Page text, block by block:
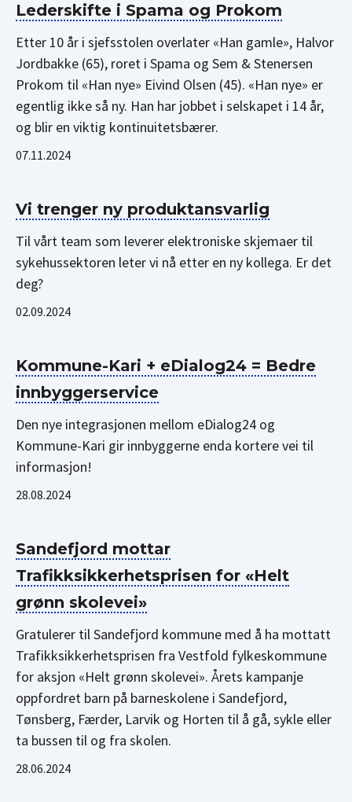
Lederskifte i Spama og Prokom
Etter 10 år i sjefsstolen overlater «Han gamle», Halvor
Jordbakke (65), roret i Spama og Sem & Stenersen
Prokom til «Han nye» Eivind Olsen (45). «Han nye» er
egentlig ikke så ny. Han har jobbet i selskapet i 14 år,
og blir en viktig kontinuitetsbærer.
07.11.2024
Vi trenger ny produktansvarlig
Til vårt team som leverer elektroniske skjemaer til
sykehussektoren leter vi nå etter en ny kollega. Er det
deg?
02.09.2024
Kommune-Kari + eDialog24 = Bedre
innbyggerservice
Den nye integrasjonen mellom eDialog24 og
Kommune-Kari gir innbyggerne enda kortere vei til
informasjon!
28.08.2024
Sandefjord mottar
Trafikksikkerhetsprisen for «Helt
grønn skolevei»
Gratulerer til Sandefjord kommune med å ha mottatt
Trafikksikkerhetsprisen fra Vestfold fylkeskommune
for aksjon «Helt grønn skolevei». Årets kampanje
oppfordret barn på barneskolene i Sandefjord,
Tønsberg, Færder, Larvik og Horten til å gå, sykle eller
ta bussen til og fra skolen.
28.06.2024